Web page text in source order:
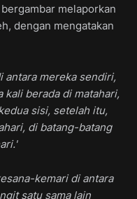
melaporkan
dengan mengatakan
antara mereka sendiri,
kali berada di matahari,
sisi, setelah itu,
di batang-batang
kemari di antara
satu sama lain